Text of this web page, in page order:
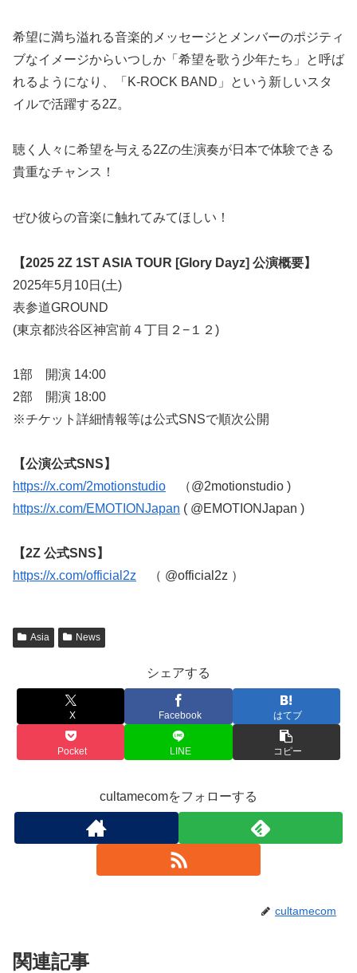
希望に満ち溢れる音楽的メッセージとメンバーのポジティ
ブなイメージからいつしか「希望を歌う少年たち」と呼ば
れるようになり、「K-ROCK BAND」という新しいスタ
イルで活躍する2Z。
聴く人々に希望を与える2Zの生演奏が日本で体験できる
貴重なチャンス！
ぜひ彼らの音楽に触れてみてほしい！
【2025 2Z 1ST ASIA TOUR [Glory Dayz] 公演概要】
2025年5月10日(土)
表参道GROUND
(東京都渋谷区神宮前４丁目２−１２)
1部 開演 14:00
2部 開演 18:00
※チケット詳細情報等は公式SNSで順次公開
【公演公式SNS】
https://x.com/2motionstudio （@2motionstudio )
https://x.com/EMOTIONJapan ( @EMOTIONJapan )
【2Z 公式SNS】
https://x.com/official2z （ @official2z ）
Asia News
シェアする
X Facebook はてブ
Pocket LINE コピー
cultamecomをフォローする
cultamecom
関連記事